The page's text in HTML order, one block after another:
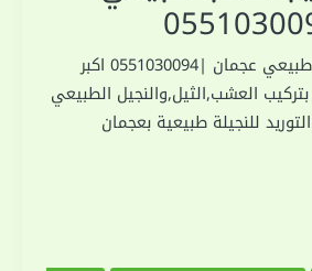
توريد وتركيب عشب طبيعي عجمان |0551030094 اكبر
العشب,الثيل,والنجيل الطبيعي
للنجيلة طبيعية بعجمان